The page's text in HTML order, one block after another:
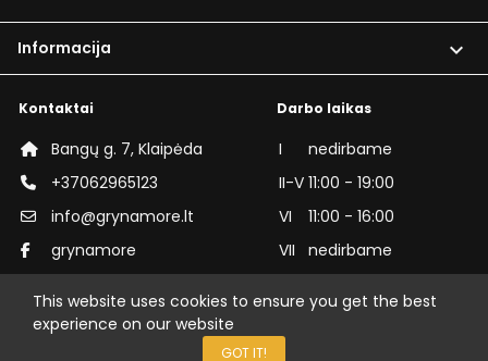
Informacija 
Kontaktai
Bangų g. 7, Klaipėda
+37062965123
info@grynamore.lt
grynamore
Darbo laikas
I
nedirbame
II-V 11:00 - 19:00
VI
11:00 - 16:00
VII
nedirbame
© GrynamOre | Visos teisės saugomos
This website uses cookies to ensure you get the best
experience on our website
GOT IT!